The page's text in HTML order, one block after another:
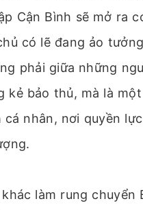
Cận Bình sẽ mở ra
có lẽ đang ảo
phải giữa những
kẻ bảo thủ, mà là
cá nhân, nơi quyền
làm rung chuyển